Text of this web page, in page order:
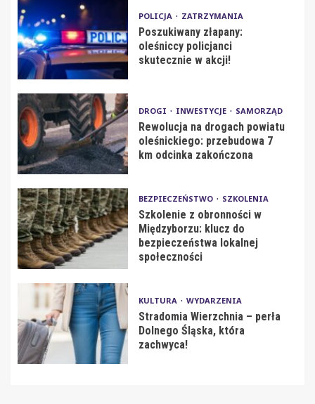
POLICJA ZATRZYMANIA
Poszukiwany złapany:
oleśniccy policjanci
skutecznie w akcji!
DROGI INWESTYCJE SAMORZĄD
Rewolucja na drogach powiatu
oleśnickiego: przebudowa 7
km odcinka zakończona
BEZPIECZEŃSTWO SZKOLENIA
Szkolenie z obronności w
Międzyborzu: klucz do
bezpieczeństwa lokalnej
społeczności
KULTURA WYDARZENIA
Stradomia Wierzchnia – perła
Dolnego Śląska, która
zachwyca!